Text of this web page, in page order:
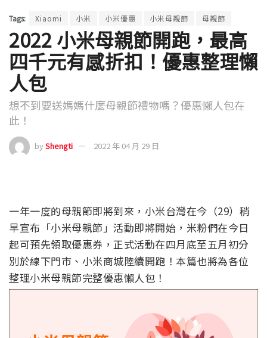
Tags: Xiaomi 小米 小米優惠 小米母親節 母親節
2022 小米母親節開跑，最高
四千元有感折扣！優惠整理懶
人包
想不到要送媽媽什麼母親節禮物嗎？優惠懶人包在
此！
byShengti 2022 年 04 月 29 日
一年一度的母親節即將到來，小米台灣在今（29）稍
早宣布「小米母親節」活動即將開始，米粉們在今日
起可預先領取優惠券，正式活動在四月底至五月初分
別於線下門市、小米商城陸續開跑！本篇也將為各位
整理小米母親節完整優惠懶人包！